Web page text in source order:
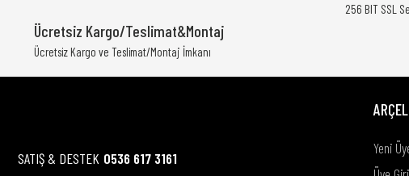
Ücretsiz Kargo/Teslimat&Montaj
Ücretsiz Kargo ve Teslimat/Montaj İmkanı
256 BIT SSL
SATIŞ & DESTEK 0536 617 3161
Yeni